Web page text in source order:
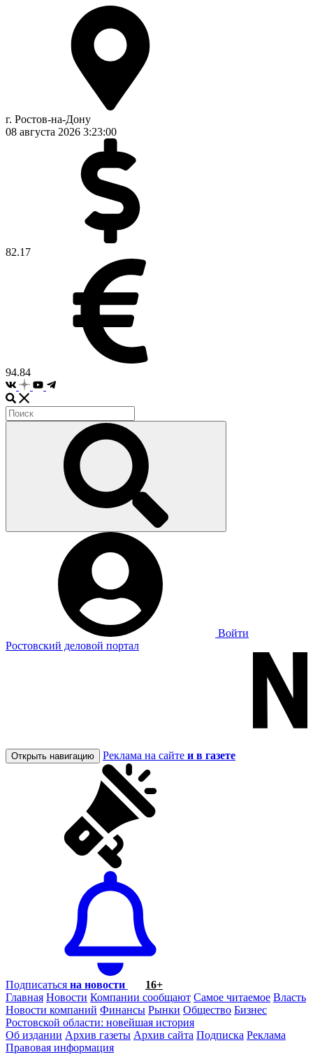
г. Ростов-на-Дону
08 августа 2026 3:23:01
82.17
94.84
Войти
Ростовский деловой портал
Открыть навигацию Реклама на сайте и в газете
Подписаться на новости
16+
Главная Новости Компании сообщают Самое читаемое Власть
Новости компаний Финансы Рынки Общество Бизнес
Ростовской области: новейшая история
Об издании Архив газеты Архив сайта Подписка Реклама
Правовая информация